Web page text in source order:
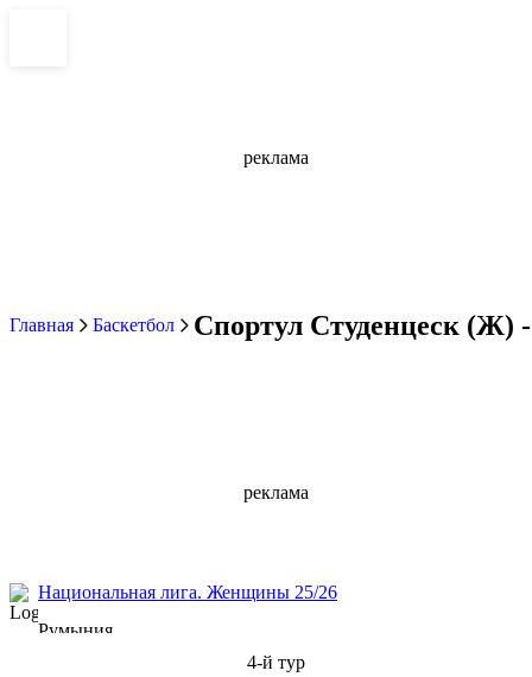
реклама
Главная Баскетбол Спортул Студенцеск (Ж)
реклама
Национальная лига. Женщины 25/26
Румыния
4-й тур